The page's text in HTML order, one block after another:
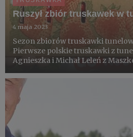
Ruszył zbiór truskawek w
4 maja 2023
Sezon zbiorów truskawki
Pierwsze polskie truskawki z
Agnieszka i Michał Leleń z
już lat jako pierwsi w Polsce
produkcji...